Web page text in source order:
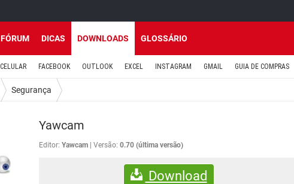
FÓRUM DICAS DOWNLOADS GLOSSÁRIO
CELULAR FACEBOOK OUTLOOK EXCEL INSTAGRAM GMAIL GUIA DE COMPRAS
Segurança
Yawcam
Editor: Yawcam Versão: 0.70 (última versão)
Download